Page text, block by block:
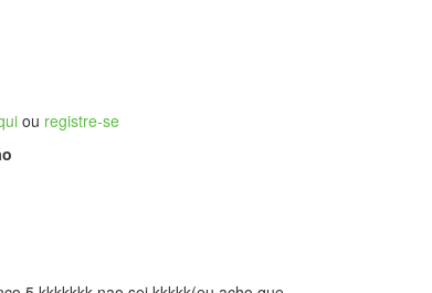
ou registre-se